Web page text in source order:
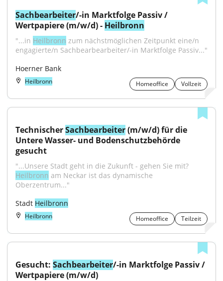
Sachbearbeiter/-in Marktfolge Passiv /
Wertpapiere (m/w/d) - Heilbronn
"...in Heilbronn zum nächstmöglichen Zeitpunkt eine/n
engagierte/n Sachbearbearbeiter/-in Marktfolge Passiv..."
Hoerner Bank
Heilbronn Homeoffice Vollzeit
Technischer Sachbearbeiter (m/w/d) für die
Untere Wasser- und Bodenschutzbehörde
gesucht
Heilbronn am Neckar ist das dynamische
Oberzentrum..."
Stadt Heilbronn
Heilbronn Homeoffice Teilzeit
Gesucht: Sachbearbeiter/-in Marktfolge Passiv /
Wertpapiere (m/w/d)